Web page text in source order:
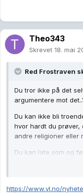
Theo343
Skrevet 18. mai
Red Frostraven
Du tror ikke på det
argumentere mot
Du kan ikke bli
hvor hardt du prøver,
andre religioner eller
Du kan late som og
forståelse for å ende
https://www.vl.no/